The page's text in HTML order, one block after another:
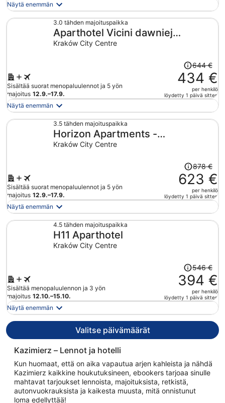
nyt
per
Näytä enemmän
3.0 tähden majoituspaikka
Aparthotel Vicini dawniej
Aparthotel Oberża
Kraków City Centre
Sisältää suorat menopaluulennot ja 5 yön
majoitus 12.9.–17.9.
Hinta
oli
644 €,
hinta
nyt
644 €
434 €
per henkilö
löydetty 1 päivä sitten
Näytä enemmän
3.5 tähden majoituspaikka
Horizon Apartments -
Radziwiłłowska
Kraków City Centre
Sisältää suorat menopaluulennot ja 5 yön
majoitus 12.9.–17.9.
Hinta
oli
878 €,
hinta
nyt
878 €
623 €
per henkilö
löydetty 1 päivä sitten
Näytä enemmän
4.5 tähden majoituspaikka
H11 Aparthotel
Kraków City Centre
Sisältää menopaluulennon ja 3 yön
majoitus 12.10.–15.10.
Hinta
oli
546 €,
hinta
nyt
546 €
394 €
per henkilö
löydetty 1 päivä sitten
Näytä enemmän
Valitse päivämäärät
Kazimierz – Lennot ja hotelli
Kun huomaat, että on aika vapautua arjen kahleista ja nähdä
Kazimierz kaikkine houkutuksineen, ebookers tarjoaa sinulle
mahtavat tarjoukset lennoista, majoituksista, retkistä,
autonvuokrauksista ja kaikesta muusta, mitä onnistunut
loma edellyttää!